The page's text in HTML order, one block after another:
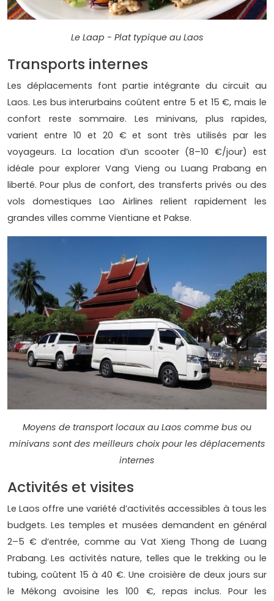
Le Laap - Plat typique au Laos
Transports internes
Les déplacements font partie intégrante du circuit au
Laos. Les bus interurbains coûtent entre 5 et 15 €, mais le
confort reste sommaire. Les minivans, plus rapides,
varient entre 10 et 20 € et sont très utilisés par les
voyageurs. La location d’un scooter (8–10 €/jour) est
idéale pour explorer Vang Vieng ou Luang Prabang en
liberté. Pour plus de confort, des transferts privés ou des
vols domestiques Lao Airlines relient rapidement les
grandes villes comme Vientiane et Pakse.
Moyens de transport locaux au Laos comme bus ou
minivans sont des meilleurs choix pour les déplacements
internes
Activités et visites
Le Laos offre une variété d’activités accessibles à tous les
budgets. Les temples et musées demandent en général
2–5 € d’entrée, comme au Vat Xieng Thong de Luang
Prabang. Les activités nature, telles que le trekking ou le
tubing, coûtent 15 à 40 €. Une croisière de deux jours sur
le Mékong avoisine les 100 €, repas inclus. Pour les